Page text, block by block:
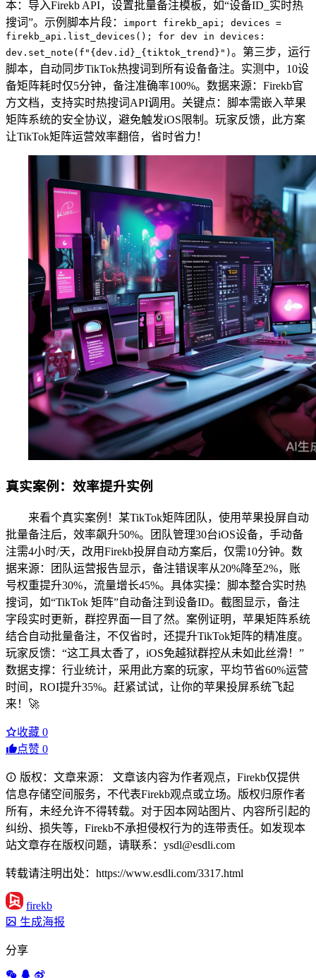
本：导入Firekb API，设置批量备注模板，如“设备ID_实时热
搜词”。示例脚本片段：
import firekb_api; devices =
firekb_api.list_devices(); for dev in devices:
dev.set_note(f"{dev.id}_{tiktok_trend}") 。第三步，运行
脚本，自动同步TikTok热搜词到所有设备备注。实测中，10设
备矩阵耗时仅5分钟，备注准确率100%。数据来源：Firekb官
方文档，支持实时热搜词API调用。关键点：脚本需嵌入苹果
矩阵系统的安全协议，避免触发iOS限制。玩家反馈，此方案
让TikTok矩阵运营效率翻倍，省时省力！
真实案例：效率提升实例
来看个真实案例！某TikTok矩阵团队，使用苹果投屏自动
批量备注后，效率飙升50%。团队管理30台iOS设备，手动备
注需4小时/天，改用Firekb投屏自动方案后，仅需10分钟。数
据来源：团队运营报告显示，备注错误率从20%降至2%，账
号权重提升30%，流量增长45%。具体实操：脚本整合实时热
搜词，如“TikTok 矩阵”自动备注到设备ID。截图显示，备注
字段实时更新，群控界面一目了然。案例证明，苹果矩阵系统
结合自动批量备注，不仅省时，还提升TikTok矩阵的精准度。
玩家反馈：“这工具太香了，iOS免越狱群控从未如此丝滑！”
数据支撑：行业统计，采用此方案的玩家，平均节省60%运营
时间，ROI提升35%。赶紧试试，让你的苹果投屏系统飞起
来！🚀
收藏 0
点赞 0
版权：文章来源： 文章该内容为作者观点，Firekb仅提供
信息存储空间服务，不代表Firekb观点或立场。版权归原作者
所有，未经允许不得转载。对于因本网站图片、内容所引起的
纠纷、损失等，Firekb不承担侵权行为的连带责任。如发现本
站文章存在版权问题，请联系：ysdl@esdli.com
转载请注明出处：https://www.esdli.com/3317.html
firekb
生成海报
分享